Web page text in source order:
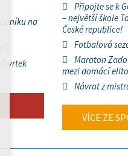
na
čtvrtek
Připojte se k
– největší škole
České republice!
Fotbalová
Maraton
mezi domácí
Návrat z
VÍCE ZE